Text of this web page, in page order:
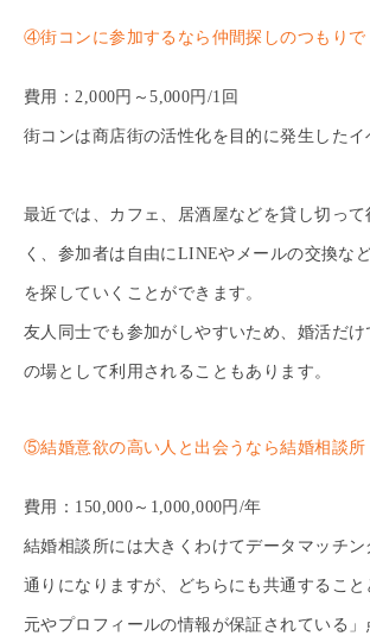
④街コンに参加するなら仲間探しのつもりで
費用：2,000円～5,000円/1回
街コンは商店街の活性化を目的に発生したイ
最近では、カフェ、居酒屋などを貸し切っ
く、参加者は自由にLINEやメールの交換な
を探していくことができます。
友人同士でも参加がしやすいため、婚活だけ
の場として利用されることもあります。
⑤結婚意欲の高い人と出会うなら結婚相談所
費用：150,000～1,000,000円/年
結婚相談所には大きくわけてデータマッチ
通りになりますが、どちらにも共通するこ
元やプロフィールの情報が保証されている」